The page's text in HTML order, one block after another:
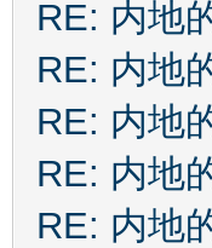
RE: 内地
RE: 内地
RE: 内地
RE: 内地
RE: 内地